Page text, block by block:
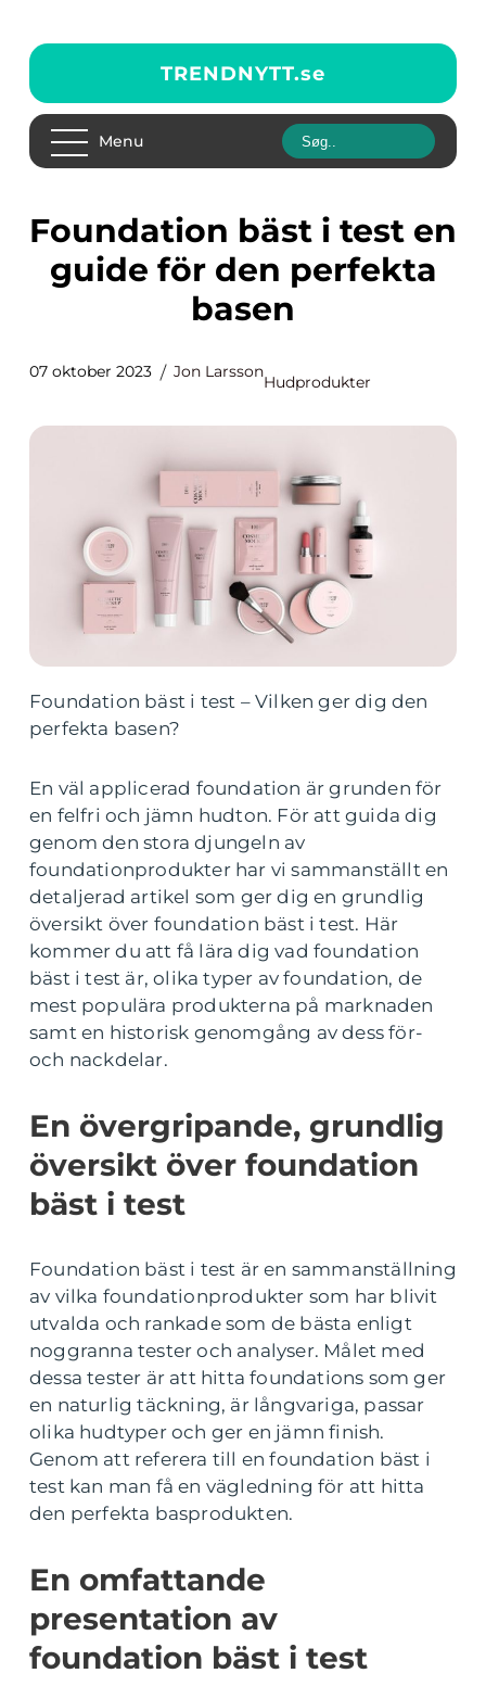
TRENDNYTT.se
Menu
Foundation bäst i test en
guide för den perfekta
basen
07 oktober 2023 Jon Larsson
Hudprodukter
Foundation bäst i test – Vilken ger dig den
perfekta basen?
En väl applicerad foundation är grunden för
en felfri och jämn hudton. För att guida dig
genom den stora djungeln av
foundationprodukter har vi sammanställt en
detaljerad artikel som ger dig en grundlig
översikt över foundation bäst i test. Här
kommer du att få lära dig vad foundation
bäst i test är, olika typer av foundation, de
mest populära produkterna på marknaden
samt en historisk genomgång av dess för-
och nackdelar.
En övergripande, grundlig
översikt över foundation
bäst i test
Foundation bäst i test är en sammanställning
av vilka foundationprodukter som har blivit
utvalda och rankade som de bästa enligt
noggranna tester och analyser. Målet med
dessa tester är att hitta foundations som ger
en naturlig täckning, är långvariga, passar
olika hudtyper och ger en jämn finish.
Genom att referera till en foundation bäst i
test kan man få en vägledning för att hitta
den perfekta basprodukten.
En omfattande
presentation av
foundation bäst i test